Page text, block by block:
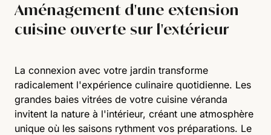
Aménagement d'une extension
cuisine ouverte sur l'extérieur
La connexion avec votre jardin transforme
radicalement l'expérience culinaire quotidienne. Les
grandes baies vitrées de votre cuisine véranda
invitent la nature à l'intérieur, créant une atmosphère
unique où les saisons rythment vos préparations. Le